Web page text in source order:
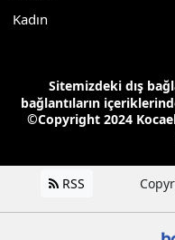
Kadın
Sitemizdeki dış
bağlantıların
©Copyright 2024
RSS